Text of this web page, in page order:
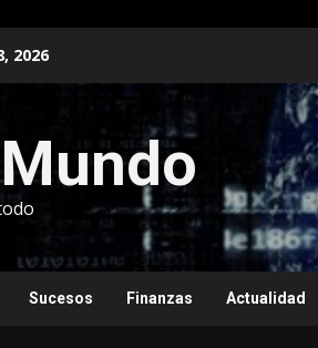
2026
Sucesos Finanzas Actualidad